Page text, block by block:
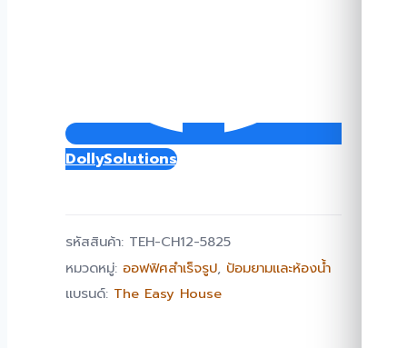
DollySolutions
รหัสสินค้า: TEH-CH12-5825
หมวดหมู่: ออฟฟิศสำเร็จรูป, ป้อมยามและห้องน้ำ
แบรนด์: The Easy House